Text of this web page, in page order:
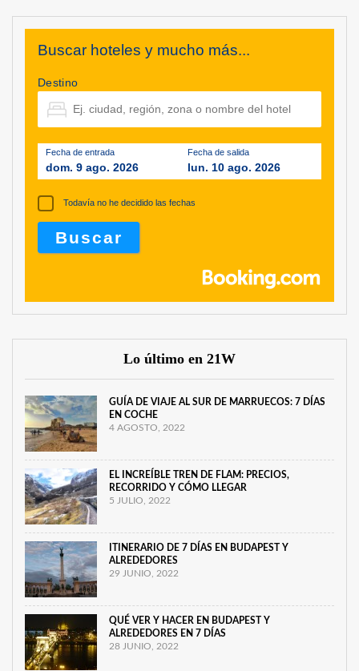
Buscar hoteles y mucho más...
Destino
Fecha de entrada
dom. 9 ago. 2026
Fecha de salida
lun. 10 ago. 2026
Todavía no he decidido las fechas
Lo último en 21W
GUÍA DE VIAJE AL SUR DE MARRUECOS: 7 DÍAS
EN COCHE
4 AGOSTO, 2022
EL INCREÍBLE TREN DE FLAM: PRECIOS,
RECORRIDO Y CÓMO LLEGAR
5 JULIO, 2022
ITINERARIO DE 7 DÍAS EN BUDAPEST Y
ALREDEDORES
29 JUNIO, 2022
QUÉ VER Y HACER EN BUDAPEST Y
ALREDEDORES EN 7 DÍAS
28 JUNIO, 2022